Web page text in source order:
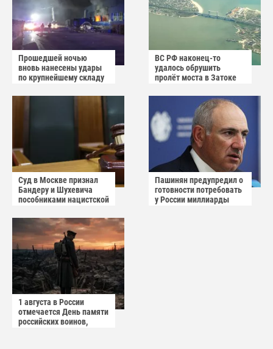
Прошедшей ночью
вновь нанесены удары
по крупнейшему складу
маркетплейса Rozetka
ВС РФ наконец-то
удалось обрушить
пролёт моста в Затоке
Суд в Москве признал
Бандеру и Шухевича
пособниками нацистской
Пашинян предупредил о
готовности потребовать
у России миллиарды
1 августа в России
отмечается День памяти
российских воинов,